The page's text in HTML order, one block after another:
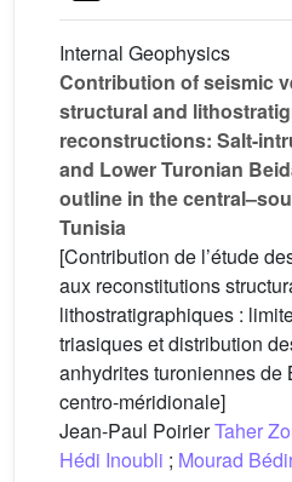
Internal Geophysics
Contribution of seismic
structural and
reconstructions: Salt-
and Lower Turonian
outline in the
Tunisia
[Contribution de l’étude
aux reconstitutions
lithostratigraphiques :
triasiques et distribution
anhydrites turoniennes de
centro-méridionale]
Jean-Paul PoirierTaher
Hédi Inoubli ; Mourad